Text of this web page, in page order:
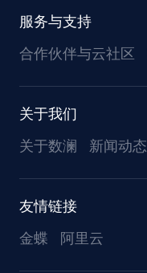
服务与支持
合作伙伴与云社区
关于我们
关于数澜
新闻动态
友情链接
金蝶
阿里云